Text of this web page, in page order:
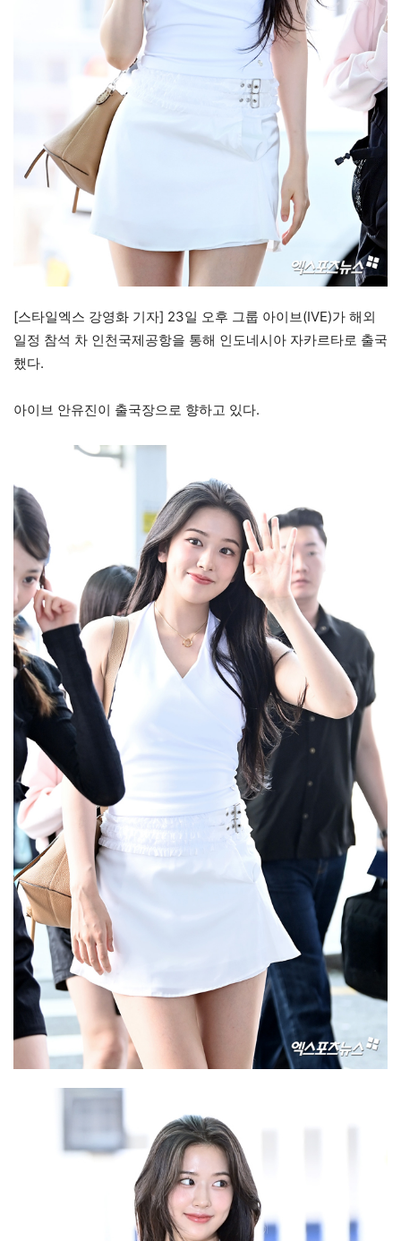
[스타일엑스 강영화 기자] 23일 오후 그룹 아이브(IVE)가 해외
일정 참석 차 인천국제공항을 통해 인도네시아 자카르타로 출국
했다.
아이브 안유진이 출국장으로 향하고 있다.